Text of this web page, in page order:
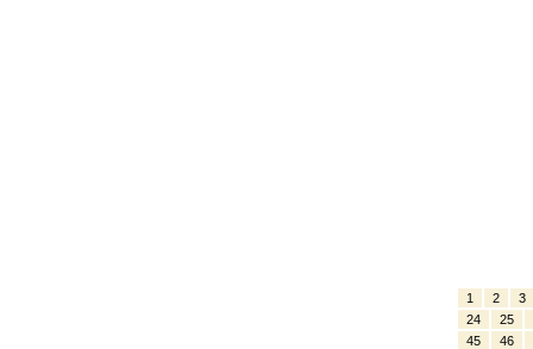
1 2
3
24
25
45
46